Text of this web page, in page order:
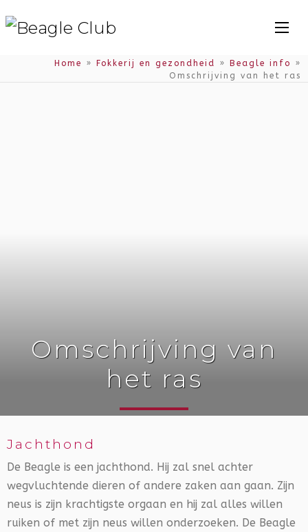
Home » Fokkerij en gezondheid » Beagle info
»
Omschrijving van het ras
Omschrijving van
het ras
Jachthond
De Beagle is een jachthond. Hij zal snel achter
wegvluchtende dieren of andere zaken aan gaan. Zijn
neus is zijn krachtigste orgaan en hij zal alles willen
ruiken of met zijn neus willen onderzoeken. De Beagle